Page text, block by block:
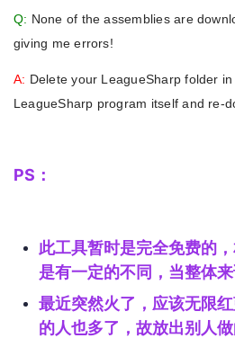
Q: None of the assemblies are
giving me errors!
A: Delete your LeagueSharp folder
LeagueSharp program itself and re-
PS：
此工具暂时是完全免费的
是有一定的不同，当整体
最近突然火了，应该无限
的人也多了，故放出别人做